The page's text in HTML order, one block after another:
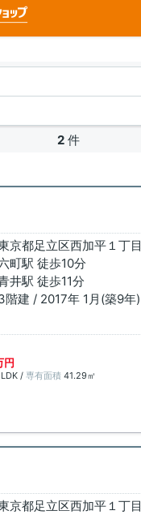
2 件
京都足立区西加平１丁目
町駅 徒歩10分
井駅 徒歩11分
階建 / 2017年 1月(築9年)
円
/ 専有面積 41.29㎡
京都足立区西加平１丁目